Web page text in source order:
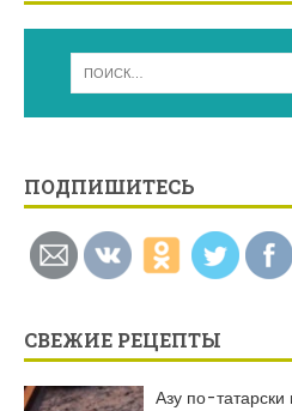
ПОДПИШИТЕСЬ
СВЕЖИЕ РЕЦЕПТЫ
Азу по-татарски